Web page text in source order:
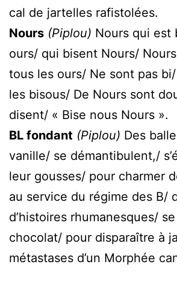
cal de jartelles rafistolées.
Nours (Piplou) Nours qui est
ours/ qui bisent Nours/
tous les ours/ Ne sont pas
les bisous/ De Nours sont
disent/ « Bise nous Nours ».
BL fondant (Piplou) Des
vanille/ se démantibulent,/
leur gousses/ pour charmer
au service du régime des B/
d’histoires rhumanesques/
chocolat/ pour disparaître à
métastases d’un Morphée